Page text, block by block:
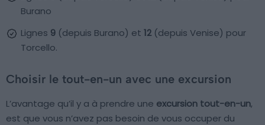
Burano
Lignes 9 (depuis Burano) et 12 (depuis Venise) pour
Torcello.
Choisir le tout-en-un avec une excursion
L’avantage qu’il y a à prendre une excursion tout-en-un,
est que vous n’avez pas besoin de vous occuper du